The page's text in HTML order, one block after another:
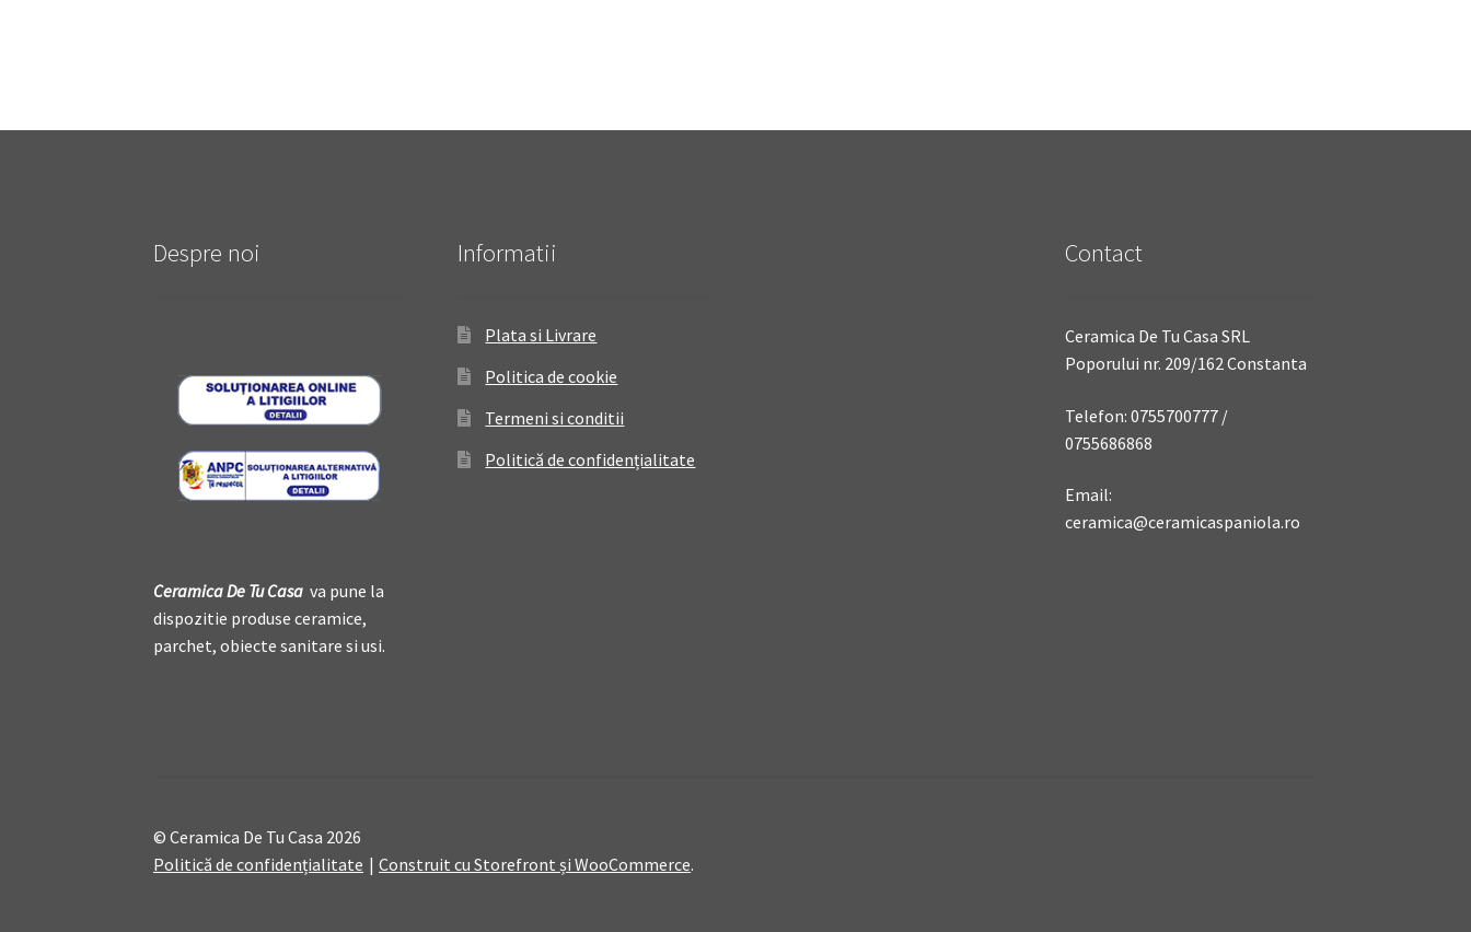
Despre noi
Ceramica De Tu Casa va pune la
dispozitie produse ceramice,
parchet, obiecte sanitare si usi.
Informatii
Plata si Livrare
Politica de cookie
Termeni si conditii
Politică de confidențialitate
Contact
Ceramica De Tu Casa SRL
Poporului nr. 209/162 Constanta
Telefon: 0755700777 /
0755686868
Email:
ceramica@ceramicaspaniola.ro
© Ceramica De Tu Casa 2026
Politică de confidențialitate
Construit cu Storefront și WooCommerce.